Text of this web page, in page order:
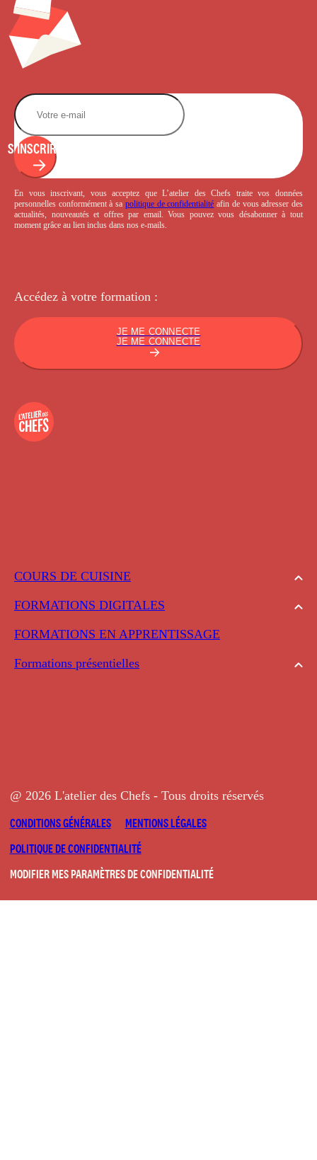
COURS DE CUISINE
FORMATIONS DIGITALES
FORMATIONS EN APPRENTISSAGE
Formations présentielles
S'INSCRIRE
En vous inscrivant, vous acceptez que L’atelier des Chefs traite vos données
personnelles conformément à sa politique de confidentialité afin de vous adresser des
actualités, nouveautés et offres par email. Vous pouvez vous désabonner à tout
moment grâce au lien inclus dans nos e-mails.
Accédez à votre formation :
JE ME CONNECTE
JE ME CONNECTE
@ 2026 L'atelier des Chefs - Tous droits réservés
CONDITIONS GÉNÉRALES
MENTIONS LÉGALES
POLITIQUE DE CONFIDENTIALITÉ
MODIFIER MES PARAMÈTRES DE CONFIDENTIALITÉ